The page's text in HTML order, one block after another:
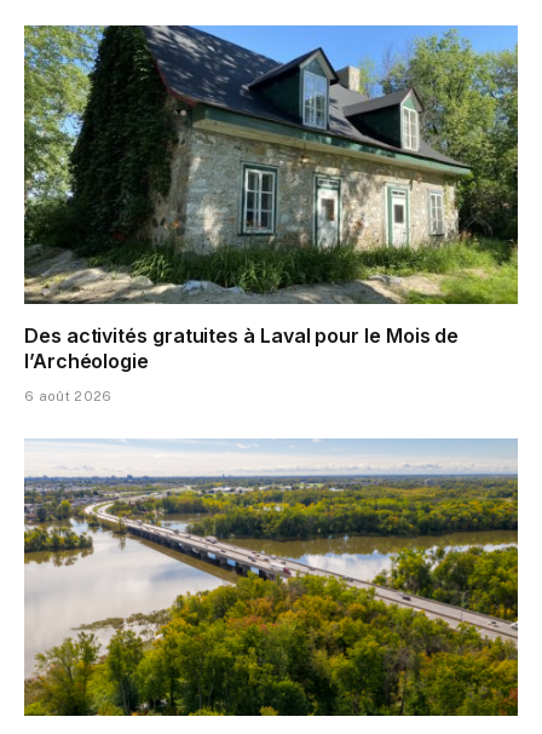
Des activités gratuites à Laval pour le Mois de
l’Archéologie
6 août 2026